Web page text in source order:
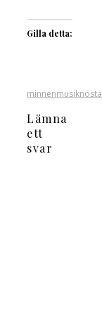
Gilla detta:
minnenmusik
Lämna
ett
svar